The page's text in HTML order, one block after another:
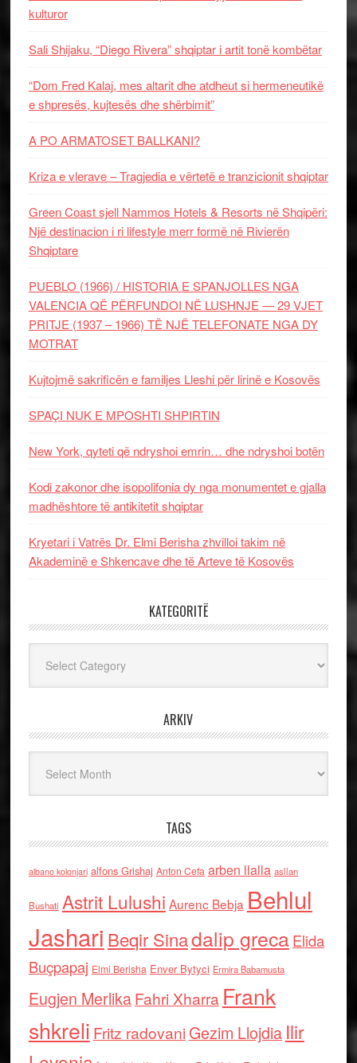
kulturor
Sali Shijaku, “Diego Rivera” shqiptar i artit tonë kombëtar
“Dom Fred Kalaj, mes altarit dhe atdheut si hermeneutikë
e shpresës, kujtesës dhe shërbimit”
A PO ARMATOSET BALLKANI?
Kriza e vlerave – Tragjedia e vërtetë e tranzicionit shqiptar
Green Coast sjell Nammos Hotels & Resorts në Shqipëri:
Një destinacion i ri lifestyle merr formë në Rivierën
Shqiptare
PUEBLO (1966) / HISTORIA E SPANJOLLES NGA
VALENCIA QË PËRFUNDOI NË LUSHNJE — 29 VJET
PRITJE (1937 – 1966) TË NJË TELEFONATE NGA DY
MOTRAT
Kujtojmë sakrificën e familjes Lleshi për lirinë e Kosovës
SPAÇI NUK E MPOSHTI SHPIRTIN
New York, qyteti që ndryshoi emrin… dhe ndryshoi botën
Kodi zakonor dhe isopolifonia dy nga monumentet e gjalla
madhështore të antikitetit shqiptar
Kryetari i Vatrës Dr. Elmi Berisha zhvilloi takim në
Akademinë e Shkencave dhe të Arteve të Kosovës
KATEGORITË
ARKIV
TAGS
albano kolonjari alfons Grishaj Anton Cefa arben llalla asllan
Bushati Astrit Lulushi Aurenc Bebja Behlul
Jashari Beqir Sinadalip grecaElida
Buçpapaj Elmi Berisha Enver Bytyci Ermira Babamusta
Eugjen MerlikaFahri Xharra Frank
shkreli Fritz radovaniGezim Llojdia Ilir